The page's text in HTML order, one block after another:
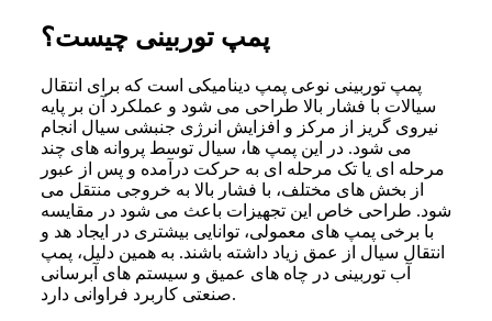
پمپ توربینی چیست؟
پمپ توربینی نوعی پمپ دینامیکی است که برای انتقال
سیالات با فشار بالا طراحی می شود و عملکرد آن بر پایه
نیروی گریز از مرکز و افزایش انرژی جنبشی سیال انجام
می شود. در این پمپ ها، سیال توسط پروانه های چند
مرحله ای یا تک مرحله ای به حرکت درآمده و پس از عبور
از بخش های مختلف، با فشار بالا به خروجی منتقل می
شود. طراحی خاص این تجهیزات باعث می شود در مقایسه
با برخی پمپ های معمولی، توانایی بیشتری در ایجاد هد و
انتقال سیال از عمق زیاد داشته باشند. به همین دلیل، پمپ
آب توربینی در چاه های عمیق و سیستم های آبرسانی
صنعتی کاربرد فراوانی دارد.